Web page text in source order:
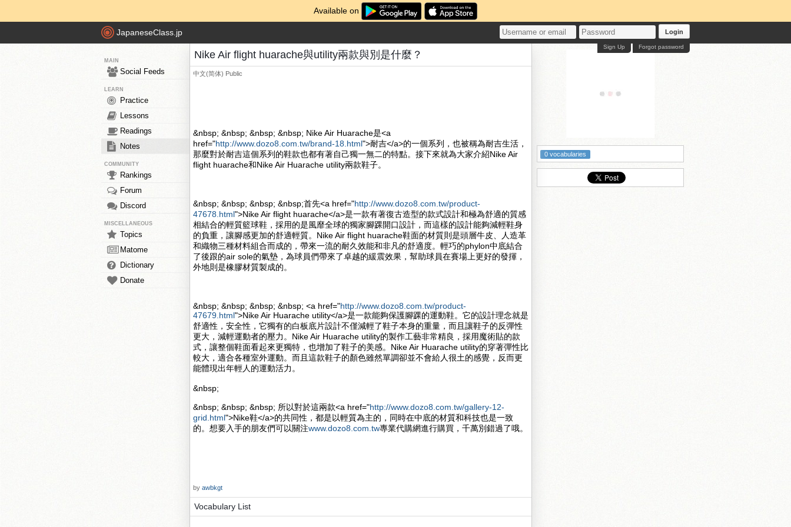
Available on
JapaneseClass.jp Login
Forgot password
Sign Up
MAIN
Social Feeds
LEARN
Practice
Lessons
Readings
Notes
COMMUNITY
Rankings
Forum
Discord
MISCELLANEOUS
Topics
Matome
Dictionary
Donate
Nike Air flight huarache與utility兩款與別是什麼？
中文(简体) Public
&nbsp; &nbsp; &nbsp; &nbsp; Nike Air Huarache是<a
href="http://www.dozo8.com.tw/brand-18.html">耐吉</a>的一個系列，也被稱為耐吉生活，
那麼對於耐吉這個系列的鞋款也都有著自己獨一無二的特點。接下來就為大家介紹Nike Air
flight huarache和Nike Air Huarache utility兩款鞋子。
&nbsp; &nbsp; &nbsp; &nbsp;首先<a href="http://www.dozo8.com.tw/product-
47678.html">Nike Air flight huarache</a>是一款有著復古造型的款式設計和極為舒適的質感
相結合的輕質籃球鞋，採用的是風靡全球的獨家腳踝開口設計，而這樣的設計能夠減輕鞋身
的負重，讓腳感更加的舒適輕質。Nike Air flight huarache鞋面的材質則是頭層牛皮、人造革
和織物三種材料組合而成的，帶來一流的耐久效能和非凡的舒適度。輕巧的phylon中底結合
了後跟的air sole的氣墊，為球員們帶來了卓越的緩震效果，幫助球員在賽場上更好的發揮，
外地則是橡膠材質製成的。
&nbsp; &nbsp; &nbsp; &nbsp; <a href="http://www.dozo8.com.tw/product-
47679.html">Nike Air Huarache utility</a>是一款能夠保護腳踝的運動鞋。它的設計理念就是
舒適性，安全性，它獨有的白板底片設計不僅減輕了鞋子本身的重量，而且讓鞋子的反彈性
更大，減輕運動者的壓力。Nike Air Huarache utility的製作工藝非常精良，採用魔術貼的款
式，讓整個鞋面看起來更獨特，也增加了鞋子的美感。Nike Air Huarache utility的穿著彈性比
較大，適合各種室外運動。而且這款鞋子的顏色雖然單調卻並不會給人很土的感覺，反而更
能體現出年輕人的運動活力。
&nbsp;
&nbsp; &nbsp; &nbsp; 所以對於這兩款<a href="http://www.dozo8.com.tw/gallery-12-
grid.html">Nike鞋</a>的共同性，都是以輕質為主的，同時在中底的材質和科技也是一致
的。想要入手的朋友們可以關注www.dozo8.com.tw專業代購網進行購買，千萬別錯過了哦。
by awbkgt
Vocabulary List
0 vocabularies